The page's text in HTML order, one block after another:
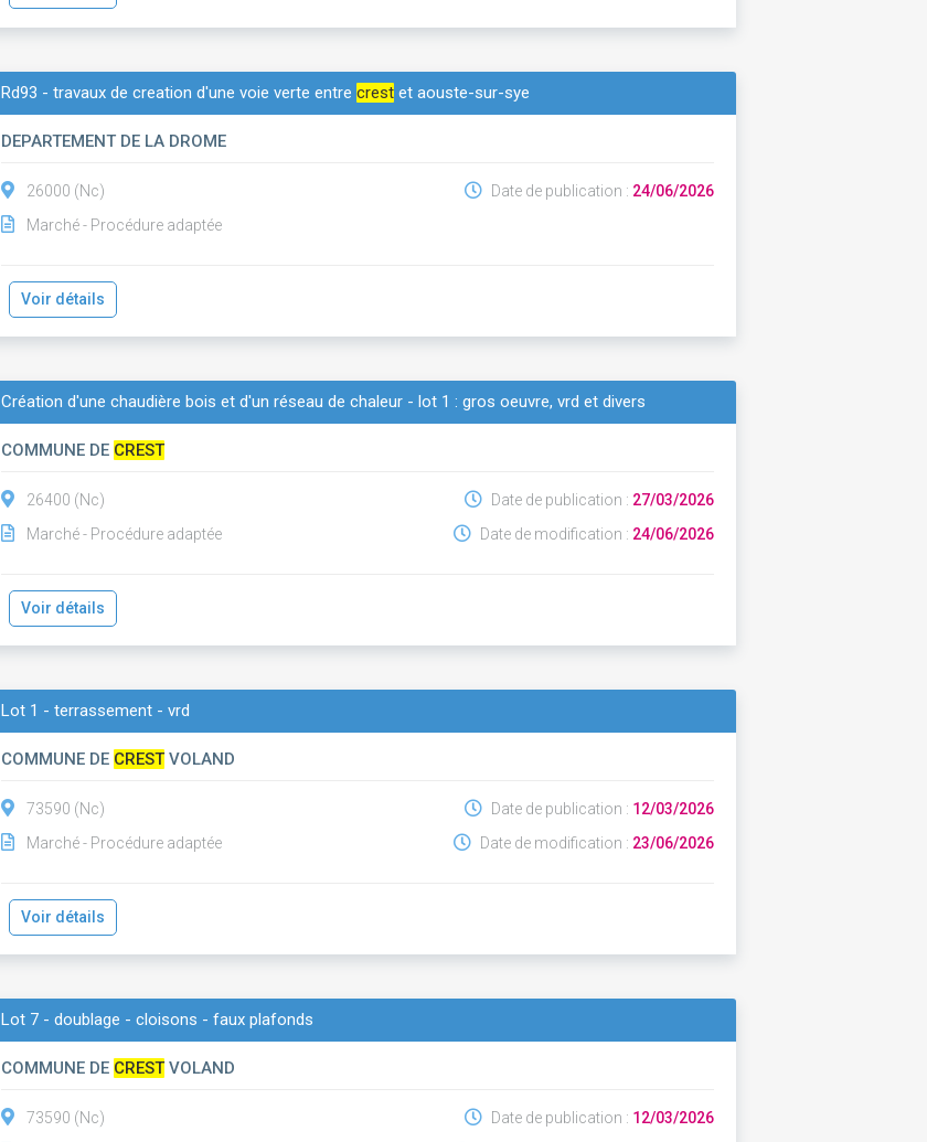
Rd93 - travaux de creation d'une voie verte entrecrest et aouste-sur-sye
DEPARTEMENT DE LA DROME
26000 (Nc)
Marché - Procédure adaptée
Date de publication : 24/06/2026
Voir détails
Création d'une chaudière bois et d'un réseau de chaleur - lot 1 : gros oeuvre, vrd et divers
COMMUNE DE CREST
26400 (Nc)
Marché - Procédure adaptée
Date de publication : 27/03/2026
Date de modification : 24/06/2026
Voir détails
Lot 1 - terrassement - vrd
COMMUNE DE CREST VOLAND
73590 (Nc)
Marché - Procédure adaptée
Date de publication : 12/03/2026
Date de modification : 23/06/2026
Voir détails
Lot 7 - doublage - cloisons - faux plafonds
COMMUNE DE CREST VOLAND
73590 (Nc)
Date de publication : 12/03/2026